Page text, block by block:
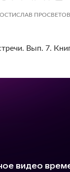
ПРОСВЕТОВ
Вып. 7.